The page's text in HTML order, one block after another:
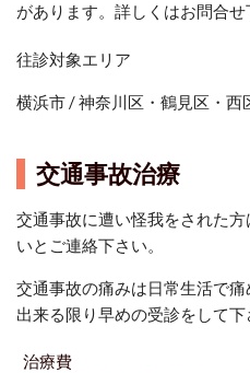
があります。詳しくはお問合せ
往診対象エリア
横浜市 / 神奈川区・鶴見区・
交通事故治療
交通事故に遭い怪我をされた
いとご連絡下さい。
交通事故の痛みは日常生活で痛
出来る限り早めの受診をして下
治療費